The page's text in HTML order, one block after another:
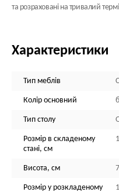
та розраховані на тривалий
Характеристики
Тип меблів
Колір основний
Тип столу
Розмір в складеному
стані, см
Висота, см
Розмір у розкладеному